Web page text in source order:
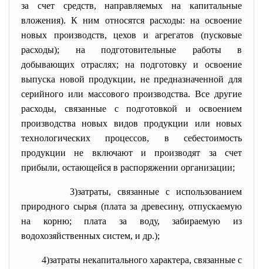
за счет средств, направляемых на капитальные
вложения). К ним относятся расходы: на освоение
новых производств, цехов и агрегатов (пусковые
расходы); на подготовительные работы в
добывающих отраслях; на подготовку и освоение
выпуска новой продукции, не предназначенной для
серийного или массового производства. Все другие
расходы, связанные с подготовкой и освоением
производства новых видов продукции или новых
технологических процессов, в себестоимость
продукции не включают и производят за счет
прибыли, остающейся в распоряжении организации;
3)затраты, связанные с использованием
природного сырья (плата за древесину, отпускаемую
на корню; плата за воду, забираемую из
водохозяйственных систем, и др.);
4)затраты некапитального характера, связанные с